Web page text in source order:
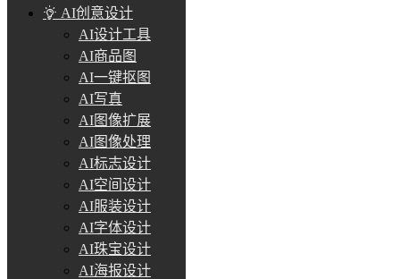
AI创意设计
AI设计工具
AI商品图
AI一键抠图
AI写真
AI图像扩展
AI图像处理
AI标志设计
AI空间设计
AI服装设计
AI字体设计
AI珠宝设计
AI海报设计